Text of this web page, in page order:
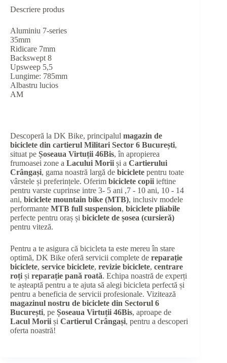
Descriere produs
Aluminiu 7-series
35mm
Ridicare 7mm
Backswept 8
Upsweep 5,5
Lungime: 785mm
Albastru lucios
AM
Descoperă la DK Bike, principalul magazin de
biciclete din cartierul Militari Sector 6 București,
situat pe Șoseaua Virtuții 46Bis, în apropierea
frumoasei zone a Lacului Morii și a Cartierului
Crângași, gama noastră largă de biciclete pentru toate
vârstele și preferințele. Oferim biciclete copii ieftine
pentru varste cuprinse intre 3- 5 ani ,7 - 10 ani, 10 - 14
ani, biciclete mountain bike (MTB), inclusiv modele
performante MTB full suspension, biciclete pliabile
perfecte pentru oraș și biciclete de șosea (cursieră)
pentru viteză.
Pentru a te asigura că bicicleta ta este mereu în stare
optimă, DK Bike oferă servicii complete de reparație
biciclete, service biciclete, revizie biciclete, centrare
roți și reparație pană roată. Echipa noastră de experți
te așteaptă pentru a te ajuta să alegi bicicleta perfectă și
pentru a beneficia de servicii profesionale. Vizitează
magazinul nostru de biciclete din Sectorul 6
București, pe Șoseaua Virtuții 46Bis, aproape de
Lacul Morii și Cartierul Crângași, pentru a descoperi
oferta noastră!